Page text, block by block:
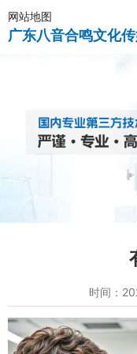
网站地图
广东八音合鸣文化
时间：